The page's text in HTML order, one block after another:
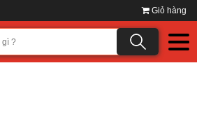
Giỏ hàng